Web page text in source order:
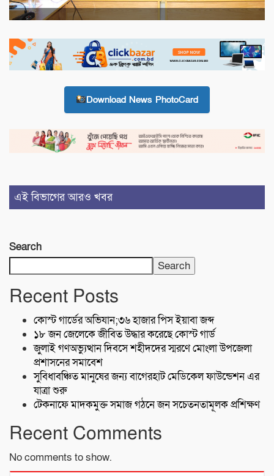
Download News PhotoCard
এই বিভাগের আরও খবর
Search
Search
Recent Posts
কোস্ট গার্ডের অভিযান;৩৬ হাজার পিস ইয়াবা জব্দ
১৮ জন জেলেকে জীবিত উদ্ধার করেছে কোস্ট গার্ড
জুলাই গণঅভ্যুত্থান দিবসে শহীদদের স্মরণে মোংলা উপজেলা
প্রশাসনের সমাবেশ
সুবিধাবঞ্চিত মানুষের জন্য বাগেরহাট মেডিকেল ফাউন্ডেশন এর
যাত্রা শুরু
টেকনাফে মাদকমুক্ত সমাজ গঠনে জন সচেতনতামূলক প্রশিক্ষণ
Recent Comments
No comments to show.